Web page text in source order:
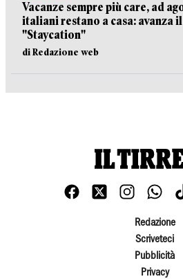
Vacanze sempre più care, ad
italiani restano a casa: avanza
"Staycation"
di Redazione web
Redazione
Scriveteci
Pubblicità
Privacy